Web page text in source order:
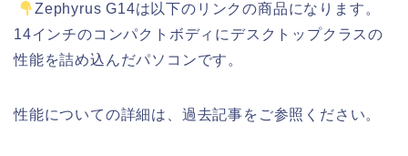
Zephyrus G14は以下のリンクの商品になります。
14インチのコンパクトボディにデスクトップクラスの
性能を詰め込んだパソコンです。
性能についての詳細は、過去記事をご参照ください。